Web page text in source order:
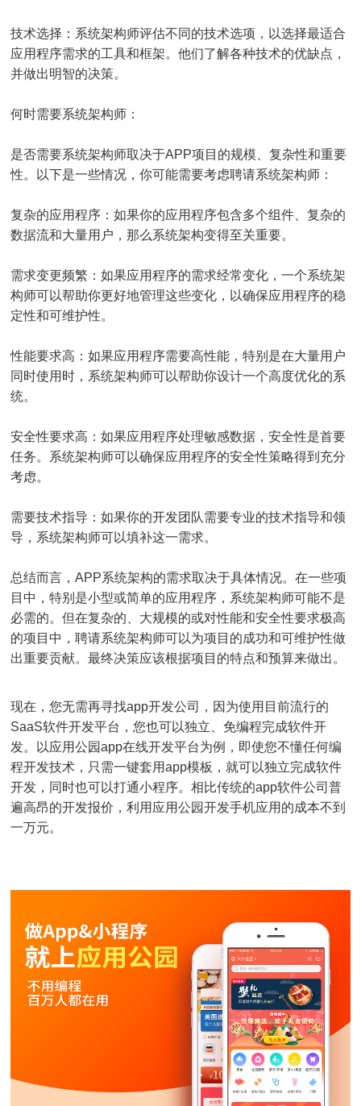
技术选择：系统架构师评估不同的技术选项，以选择最适合
应用程序需求的工具和框架。他们了解各种技术的优缺点，
并做出明智的决策。
何时需要系统架构师：
是否需要系统架构师取决于APP项目的规模、复杂性和重要
性。以下是一些情况，你可能需要考虑聘请系统架构师：
复杂的应用程序：如果你的应用程序包含多个组件、复杂的
数据流和大量用户，那么系统架构变得至关重要。
需求变更频繁：如果应用程序的需求经常变化，一个系统架
构师可以帮助你更好地管理这些变化，以确保应用程序的稳
定性和可维护性。
性能要求高：如果应用程序需要高性能，特别是在大量用户
同时使用时，系统架构师可以帮助你设计一个高度优化的系
统。
安全性要求高：如果应用程序处理敏感数据，安全性是首要
任务。系统架构师可以确保应用程序的安全性策略得到充分
考虑。
需要技术指导：如果你的开发团队需要专业的技术指导和领
导，系统架构师可以填补这一需求。
总结而言，APP系统架构的需求取决于具体情况。在一些项
目中，特别是小型或简单的应用程序，系统架构师可能不是
必需的。但在复杂的、大规模的或对性能和安全性要求极高
的项目中，聘请系统架构师可以为项目的成功和可维护性做
出重要贡献。最终决策应该根据项目的特点和预算来做出。
现在，您无需再寻找app开发公司，因为使用目前流行的
SaaS软件开发平台，您也可以独立、免编程完成软件开
发。以应用公园app在线开发平台为例，即使您不懂任何编
程开发技术，只需一键套用app模板，就可以独立完成软件
开发，同时也可以打通小程序。相比传统的app软件公司普
遍高昂的开发报价，利用应用公园开发手机应用的成本不到
一万元。